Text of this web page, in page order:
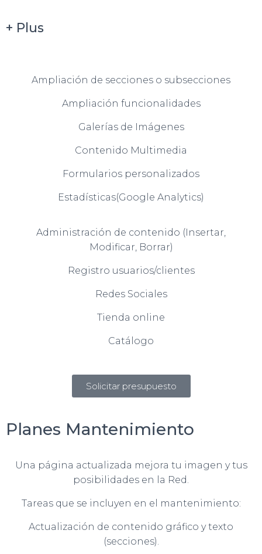
+ Plus
Ampliación de secciones o subsecciones
Ampliación funcionalidades
Galerías de Imágenes
Contenido Multimedia
Formularios personalizados
Estadísticas(Google Analytics)
Administración de contenido (Insertar,
Modificar, Borrar)
Registro usuarios/clientes
Redes Sociales
Tienda online
Catálogo
Solicitar presupuesto
Planes Mantenimiento
Una página actualizada mejora tu imagen y tus
posibilidades en la Red.
Tareas que se incluyen en el mantenimiento:
Actualización de contenido gráfico y texto
(secciones).